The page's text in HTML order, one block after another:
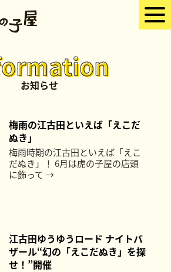
お知らせ
梅雨の江古田といえば「えこだ
ぬき」
梅雨時期の江古田といえば「えこ
だぬき」！ 6月は虎の子屋の店頭
に飾って →
江古田ゆうゆうロード ナイトバ
ザール“幻の「えこだぬき」を探
せ！”開催